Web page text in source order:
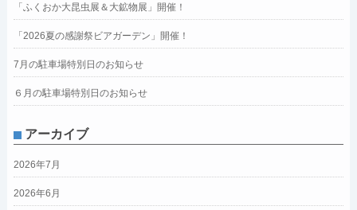
「ふくおか大昆虫展＆大鉱物展」開催！
「2026夏の感謝祭ビアガーデン」開催！
7月の駐車場特別日のお知らせ
６月の駐車場特別日のお知らせ
アーカイブ
2026年7月
2026年6月